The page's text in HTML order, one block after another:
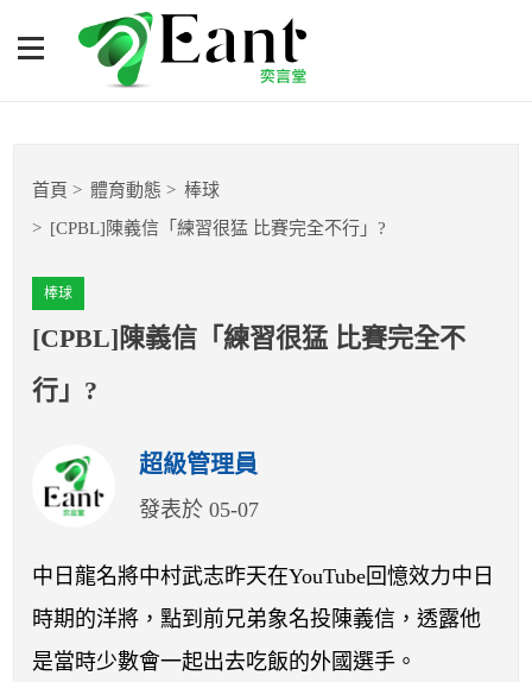
[CPBL]陳義信「練習很猛
比賽完全不行」?
籃球
球隊數據
運彩報報
明星分析師
首頁 體育動態 棒球
[CPBL]陳義信「練習很猛 比賽完全不行」?
棒球
[CPBL]陳義信「練習很猛 比賽完全不
行」?
超級管理員
發表於 05-07
​​​​​中日龍名將中村武志昨天在YouTube回憶效力中日
時期的洋將，點到前兄弟象名投陳義信，透露他
是當時少數會一起出去吃飯的外國選手。